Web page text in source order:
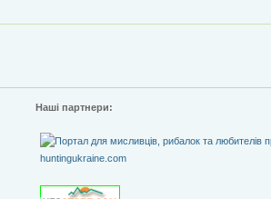
Наші партнери: